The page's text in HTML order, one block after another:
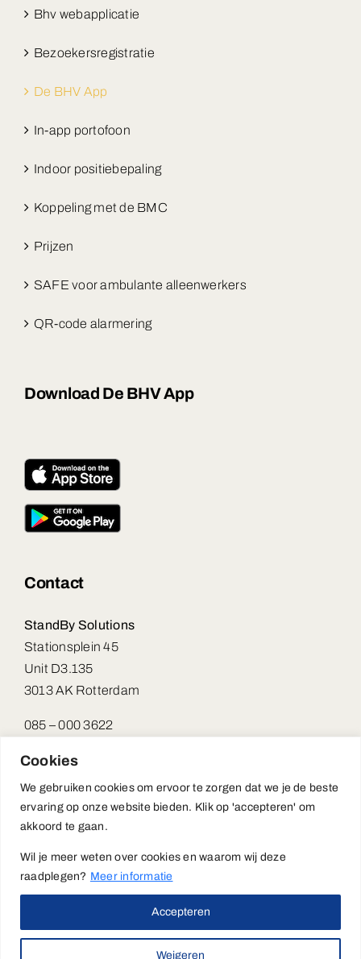
Cookies
We gebruiken cookies om ervoor te zorgen dat we je de beste
ervaring op onze website bieden. Klik op 'accepteren' om
akkoord te gaan.
Wil je meer weten over cookies en waarom wij deze
raadplegen? Meer informatie
Weigeren
Accepteren
Bhv webapplicatie
Bezoekersregistratie
De BHV App
In-app portofoon
Indoor positiebepaling
Koppeling met de BMC
Prijzen
SAFE voor ambulante alleenwerkers
QR-code alarmering
Download De BHV App
Contact
StandBy Solutions
Stationsplein 45
Unit D3.135
3013 AK Rotterdam
085 – 000 3622
KVK: 64676447
| Algemene voorwaarden
LinkedIn